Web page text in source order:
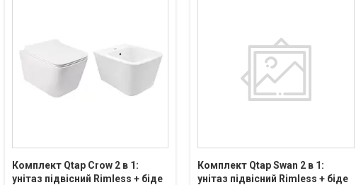
Комплект Qtap Crow 2 в 1:
унітаз підвісний Rimless + біде
Комплект Qtap Swan 2 в 1:
унітаз підвісний Rimless + біде